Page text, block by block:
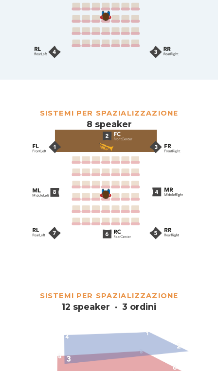
SISTEMI PER SPAZIALIZZAZIONE
8 speaker
SISTEMI PER SPAZIALIZZAZIONE
12 speaker · 3 ordini